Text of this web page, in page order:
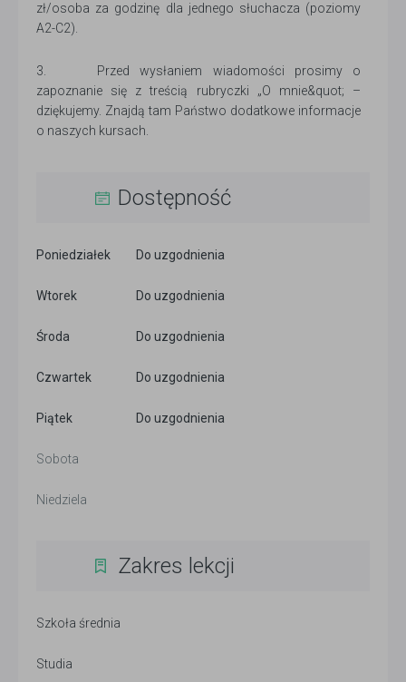
zł/osoba za godzinę dla jednego słuchacza (poziomy
A2-C2).
3. Przed wysłaniem wiadomości prosimy o
zapoznanie się z treścią rubryczki „O mnie&quot; –
dziękujemy. Znajdą tam Państwo dodatkowe informacje
o naszych kursach.
Dostępność
Poniedziałek Do uzgodnienia
Wtorek Do uzgodnienia
Środa Do uzgodnienia
Czwartek Do uzgodnienia
Piątek Do uzgodnienia
Sobota
Niedziela
Zakres lekcji
Szkoła średnia
Studia